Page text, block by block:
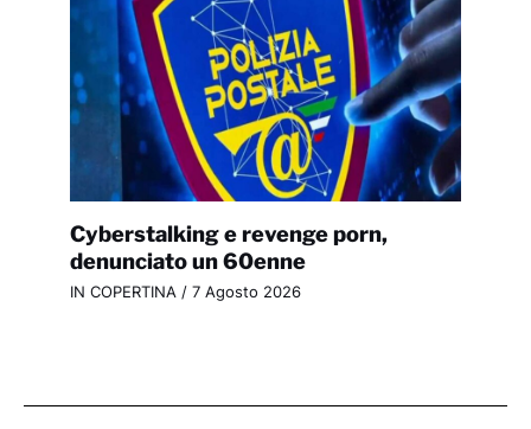
Cyberstalking e revenge porn,
denunciato un 60enne
IN COPERTINA/ 7 Agosto 2026